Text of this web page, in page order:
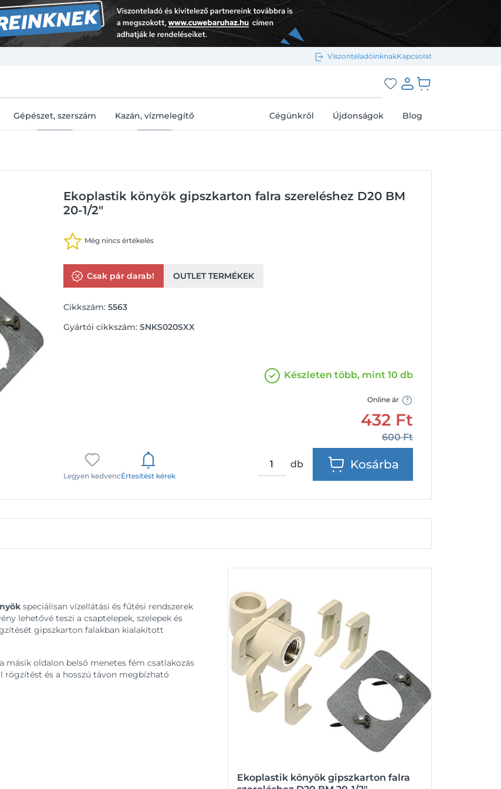
ViszonteladóinknakKapcsolat
Bejelentkezés e-mail-címmel
Gépészet, szerszám Kazán, vízmelegítő Cégünkről Újdonságok Blog
Ekoplastik könyök gipszkarton falra szereléshez D20 BM
20-1/2"
Még nincs értékelés
Csak pár darab! OUTLET TERMÉKEK
Cikkszám: 5563
Gyártói cikkszám: SNKS020SXX
Legyen kedvencÉrtesítést kérek
Készleten több, mint 10 db
Online ár
432 Ft
600 Ft
db Kosárba
Ekoplastik könyök gipszkarton falra
speciálisan vízellátási és fűtési rendszerek
lehetővé teszi a csaptelepek, szelepek és
gipszkarton falakban kialakított
másik oldalon belső menetes fém csatlakozás
és a hosszú távon megbízható